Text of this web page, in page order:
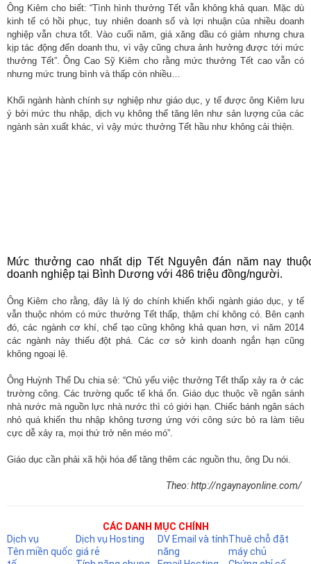
Ông Kiêm cho biết: “Tình hình thưởng Tết vẫn không khả quan. Mặc dù
kinh tế có hồi phục, tuy nhiên doanh số và lợi nhuận của nhiều doanh
nghiệp vẫn chưa tốt. Vào cuối năm, giá xăng dầu có giảm nhưng chưa
kịp tác động đến doanh thu, vì vậy cũng chưa ảnh hưởng được tới mức
thưởng Tết”. Ông Cao Sỹ Kiêm cho rằng mức thưởng Tết cao vẫn có
nhưng mức trung bình và thấp còn nhiều…
Khối ngành hành chính sự nghiệp như giáo dục, y tế được ông Kiêm lưu
ý bởi mức thu nhập, dịch vụ không thể tăng lên như sản lượng của các
ngành sản xuất khác, vì vậy mức thưởng Tết hầu như không cải thiện.
Mức thưởng cao nhất dịp Tết Nguyên đán năm nay
doanh nghiệp tại Bình Dương với 486 triệu đồng/người.
Ông Kiêm cho rằng, đây là lý do chính khiến khối ngành giáo dục, y tế
vẫn thuộc nhóm có mức thưởng Tết thấp, thậm chí không có. Bên cạnh
đó, các ngành cơ khí, chế tạo cũng không khả quan hơn, vì năm 2014
các ngành này thiếu đột phá. Các cơ sở kinh doanh ngắn hạn cũng
không ngoại lệ.
Ông Huỳnh Thế Du chia sẻ: “Chủ yếu việc thưởng Tết thấp xảy ra ở các
trường công. Các trường quốc tế khá ổn. Giáo dục thuộc về ngân sánh
nhà nước mà nguồn lực nhà nước thì có giới hạn. Chiếc bánh ngân sách
nhỏ quá khiến thu nhập không tương ứng với công sức bỏ ra làm tiêu
cực dễ xảy ra, mọi thứ trở nên méo mó”.
Giáo dục cần phải xã hội hóa để tăng thêm các nguồn thu, ông Du nói.
Theo: http://ngaynayonline.com/
CÁC DANH MỤC CHÍNH
Dịch vụ
Tên miền quốc
Dịch vụ Hosting
giá rẻ
DV Email và tính
năng
Thuê chỗ đặt
máy chủ